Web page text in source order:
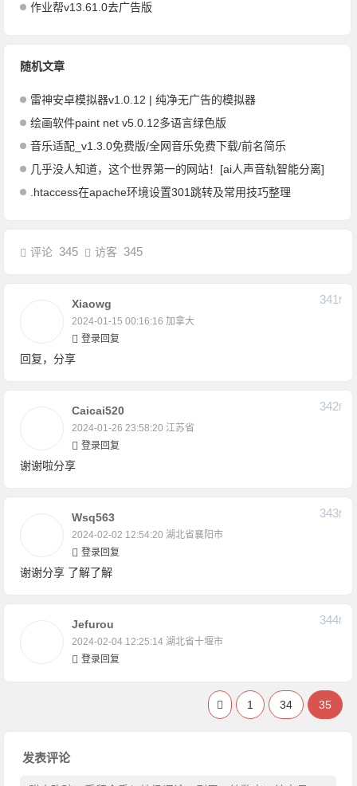
作业帮v13.61.0去广告版
随机文章
雷神安卓模拟器v1.0.12 | 纯净无广告的模拟器
绘画软件paint net v5.0.12多语言绿色版
音乐适配_v1.3.0免费版/全网音乐免费下载/前名简乐
几乎没人知道，这个世界第一的网站！[ai人声音轨智能分离]
.htaccess在apache环境设置301跳转及常用技巧整理
评论345 访客345
Xiaowg
2024-01-15 00:16:16 加拿大
341F
登录回复
回复，分享
Caicai520
2024-01-26 23:58:20 江苏省
342F
登录回复
谢谢啦分享
Wsq563
2024-02-02 12:54:20 湖北省襄阳市
343F
登录回复
谢谢分享 了解了解
Jefurou
2024-02-04 12:25:14 湖北省十堰市
344F
登录回复
1 34 35
发表评论